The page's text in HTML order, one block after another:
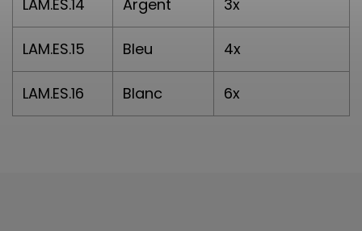
LAM.ES.14 Argent 3x
LAM.ES.15 Bleu 4x
LAM.ES.16 Blanc 6x